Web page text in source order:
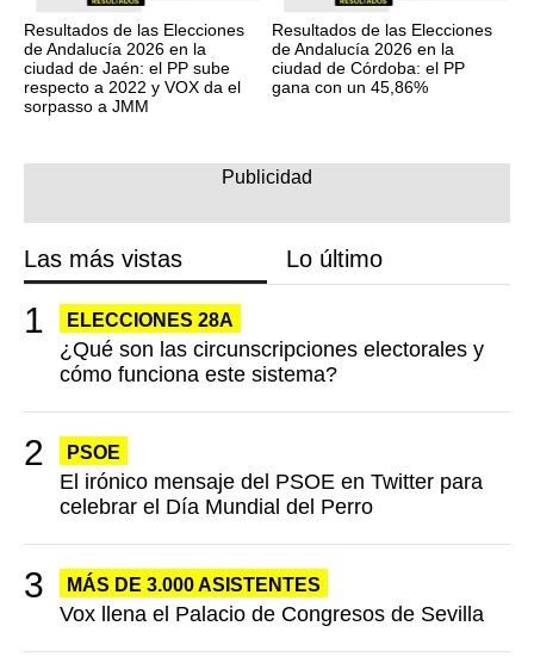
Resultados de las Elecciones
de Andalucía 2026 en la
ciudad de Jaén: el PP sube
respecto a 2022 y VOX da el
sorpasso a JMM
Resultados de las Elecciones
de Andalucía 2026 en la
ciudad de Córdoba: el PP
gana con un 45,86%
Las más vistas Lo último
ELECCIONES 28A
¿Qué son las circunscripciones electorales y
cómo funciona este sistema?
PSOE
El irónico mensaje del PSOE en Twitter para
celebrar el Día Mundial del Perro
MÁS DE 3.000 ASISTENTES
Vox llena el Palacio de Congresos de Sevilla